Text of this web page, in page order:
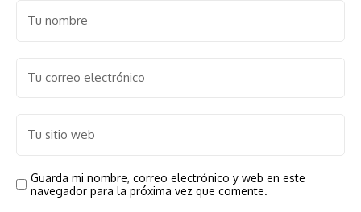
Guarda mi nombre, correo electrónico y web en este
navegador para la próxima vez que comente.